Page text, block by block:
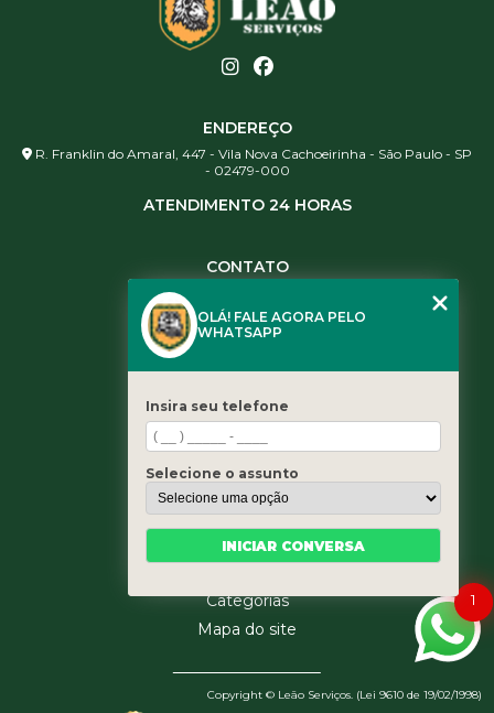
ENDEREÇO
R. Franklin do Amaral, 447 - Vila Nova Cachoeirinha - São Paulo - SP
- 02479-000
ATENDIMENTO 24 HORAS
CONTATO
(11) 3461-5871
contato@leaoservicos.com.br
Home
Quem somos
Serviços
Blog
Categorias
Mapa do site
Copyright © Leão Serviços. (Lei 9610 de 19/02/1998)
1
OLÁ! FALE AGORA PELO
WHATSAPP
Insira seu telefone
Selecione o assunto
INICIAR CONVERSA